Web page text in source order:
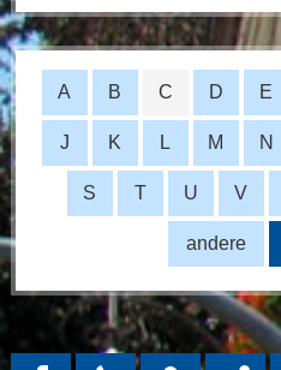
A B C D E
J K L M N
S T U V
andere